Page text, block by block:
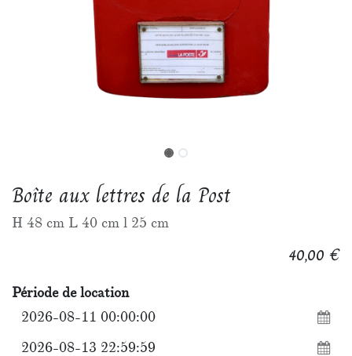
Boîte aux lettres de la Post
H 48 cm L 40 cm l 25 cm
40,00 €
Période de location